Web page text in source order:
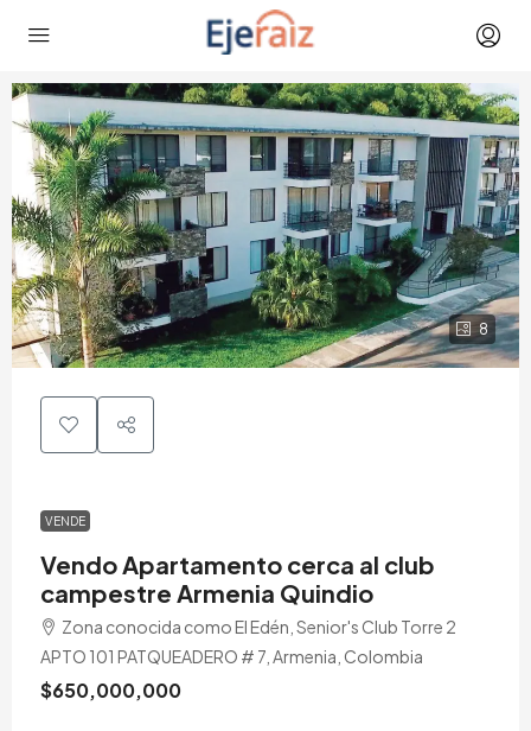
8
VENDE
Vendo Apartamento cerca al club
campestre Armenia Quindio
Zona conocida como El Edén, Senior's Club Torre 2
APTO 101 PATQUEADERO # 7, Armenia, Colombia
$650,000,000